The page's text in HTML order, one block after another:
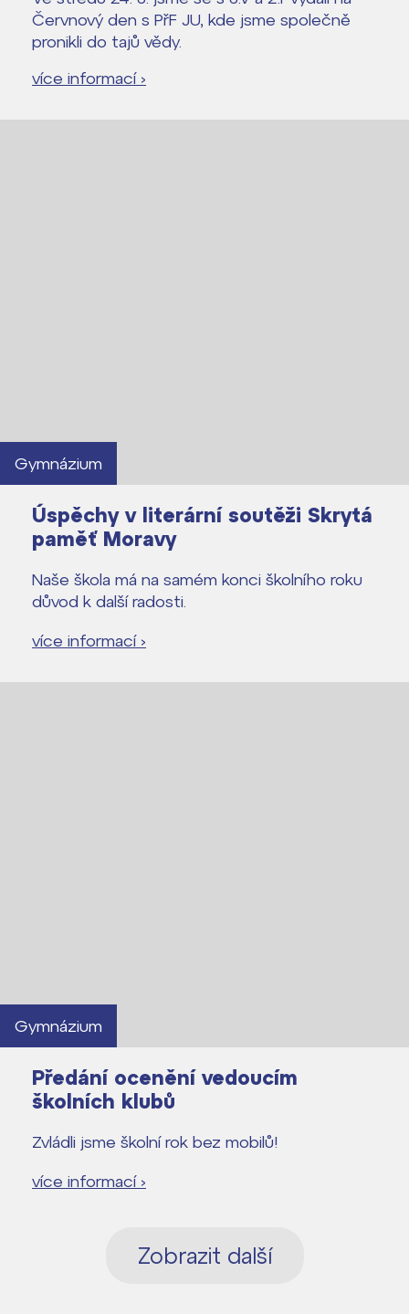
Červnový den s PřF JU, kde jsme společně
pronikli do tajů vědy.
více informací ›
Gymnázium
Úspěchy v literární soutěži Skrytá
paměť Moravy
Naše škola má na samém konci školního roku
důvod k další radosti.
více informací ›
Gymnázium
Předání ocenění vedoucím
školních klubů
Zvládli jsme školní rok bez mobilů!
více informací ›
Zobrazit další